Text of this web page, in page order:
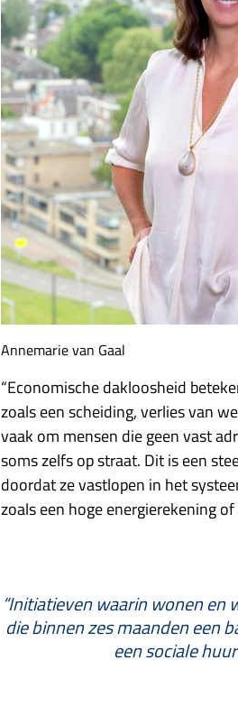
Annemarie van Gaal
“Economische dakloosheid
zoals een scheiding, verlies van
vaak om mensen die geen vast
soms zelfs op straat. Dit is een
doordat ze vastlopen in het
zoals een hoge energierekening
“Initiatieven waarin wonen en
die binnen zes maanden een
een sociale